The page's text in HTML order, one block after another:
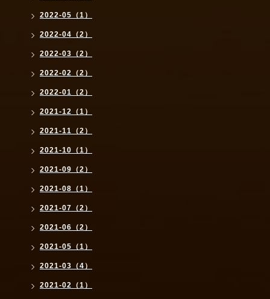
2022-05（1）
2022-04（2）
2022-03（2）
2022-02（2）
2022-01（2）
2021-12（1）
2021-11（2）
2021-10（1）
2021-09（2）
2021-08（1）
2021-07（2）
2021-06（2）
2021-05（1）
2021-03（4）
2021-02（1）